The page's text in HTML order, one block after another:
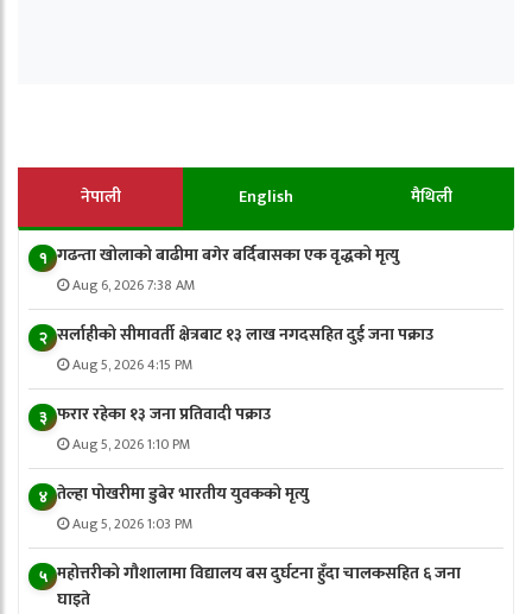
नेपाली English मैथिली
१ गढन्ता खोलाको बाढीमा बगेर बर्दिबासका एक वृद्धको मृत्यु
Aug 6, 2026 7:38 AM
२ सर्लाहीको सीमावर्ती क्षेत्रबाट १३ लाख नगदसहित दुई जना पक्राउ
Aug 5, 2026 4:15 PM
३ फरार रहेका १३ जना प्रतिवादी पक्राउ
Aug 5, 2026 1:10 PM
४ तेल्हा पोखरीमा डुबेर भारतीय युवकको मृत्यु
Aug 5, 2026 1:03 PM
५ महोत्तरीको गौशालामा विद्यालय बस दुर्घटना हुँदा चालकसहित ६ जना
घाइते